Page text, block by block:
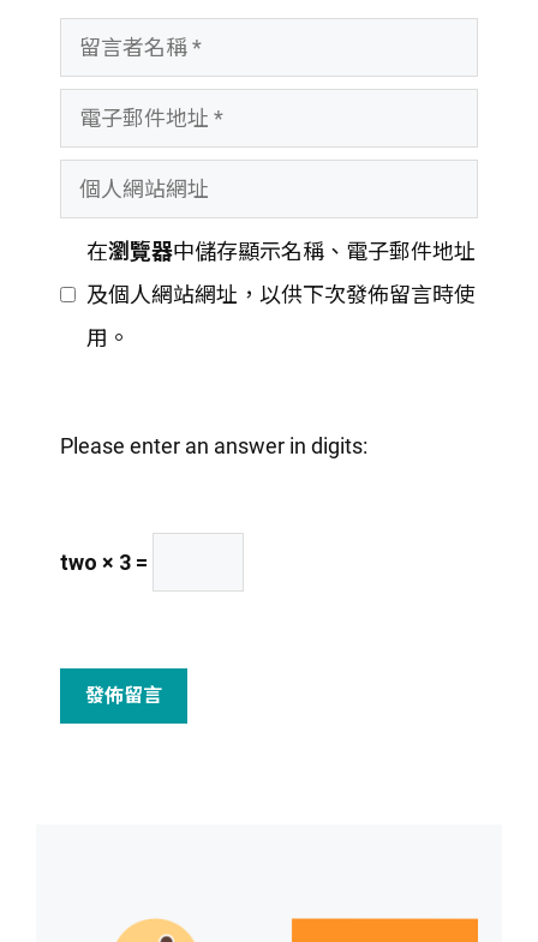
言
名
子
郵
地
人
站
在瀏覽器中儲存顯示名稱、電子郵件地址
及個人網站網址，以供下次發佈留言時使
用。
Please enter an answer in digits:
two × 3 =